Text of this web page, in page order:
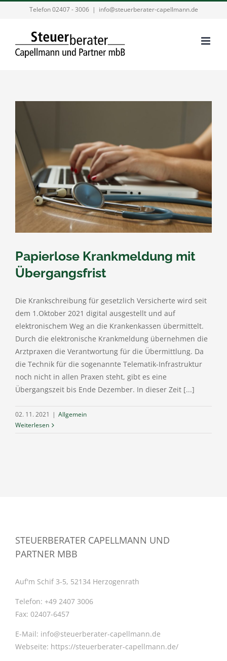
Telefon 02407 - 3006 | info@steuerberater-capellmann.de
Papierlose Krankmeldung mit
Übergangsfrist
Die Krankschreibung für gesetzlich Versicherte wird seit
dem 1.Oktober 2021 digital ausgestellt und auf
elektronischem Weg an die Krankenkassen übermittelt.
Durch die elektronische Krankmeldung übernehmen die
Arztpraxen die Verantwortung für die Übermittlung. Da
die Technik für die sogenannte Telematik-Infrastruktur
noch nicht in allen Praxen steht, gibt es eine
Übergangszeit bis Ende Dezember. In dieser Zeit [...]
02. 11. 2021 | Allgemein
Weiterlesen
STEUERBERATER CAPELLMANN UND
PARTNER MBB
Auf'm Schif 3-5, 52134 Herzogenrath
Telefon: +49 2407 3006
Fax: 02407-6457
E-Mail: info@steuerberater-capellmann.de
Webseite: https://steuerberater-capellmann.de/